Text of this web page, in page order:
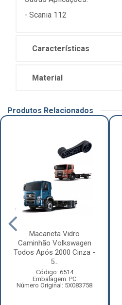
- Scania 112
Características
Material
Produtos Relacionados
Macaneta Vidro
Caminhão Volkswagen
Todos Após 2000 Cinza -
5...
Código: 6514
Embalagem: PC
Número Original: 5X083758